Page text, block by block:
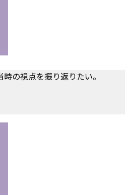
の視点を振り返りたい。